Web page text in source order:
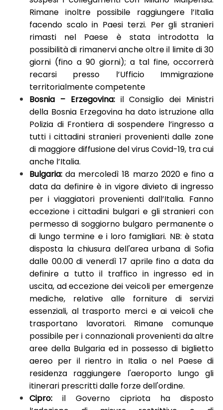
Rimane inoltre possibile raggiungere l’Italia
facendo scalo in Paesi terzi. Per gli stranieri
rimasti nel Paese è stata introdotta la
possibilità di rimanervi anche oltre il limite di 30
giorni (fino a 90 giorni); a tal fine, occorrerà
recarsi presso l’Ufficio Immigrazione
territorialmente competente
Bosnia – Erzegovina: il Consiglio dei Ministri
della Bosnia Erzegovina ha dato istruzione alla
Polizia di Frontiera di sospendere l’ingresso a
tutti i cittadini stranieri provenienti dalle zone
di maggiore diffusione del virus Covid-19, tra cui
anche l’Italia.
Bulgaria:da mercoledì 18 marzo 2020 e fino a
data da definire è in vigore divieto di ingresso
per i viaggiatori provenienti dall’Italia. Fanno
eccezione i cittadini bulgari e gli stranieri con
permesso di soggiorno bulgaro permanente o
di lungo termine e i loro famigliari. NB: è stata
disposta la chiusura dell'area urbana di Sofia
dalle 00.00 di venerdì 17 aprile fino a data da
definire a tutto il traffico in ingresso ed in
uscita, ad eccezione dei veicoli per emergenze
mediche, relative alle forniture di servizi
essenziali, al trasporto merci e ai veicoli che
trasportano lavoratori. Rimane comunque
possibile per i connazionali provenienti da altre
aree della Bulgaria ed in possesso di biglietto
aereo per il rientro in Italia o nel Paese di
residenza raggiungere l'aeroporto lungo gli
itinerari prescritti dalle forze dell'ordine.
Cipro: il Governo cipriota ha disposto